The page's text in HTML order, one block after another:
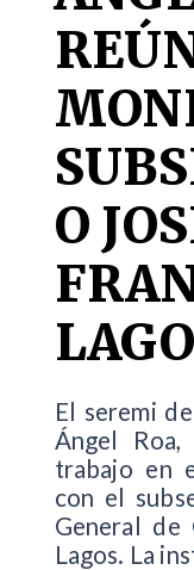
O
El seremi
Ángel
trabajo en
con el
General de
Lagos. La